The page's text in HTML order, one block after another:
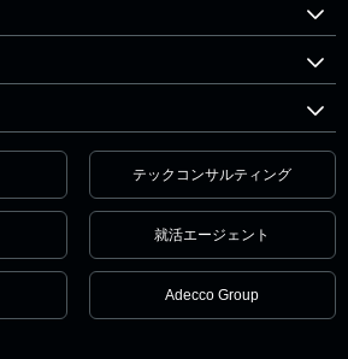
テックコンサルティング
就活エージェント
Adecco Group